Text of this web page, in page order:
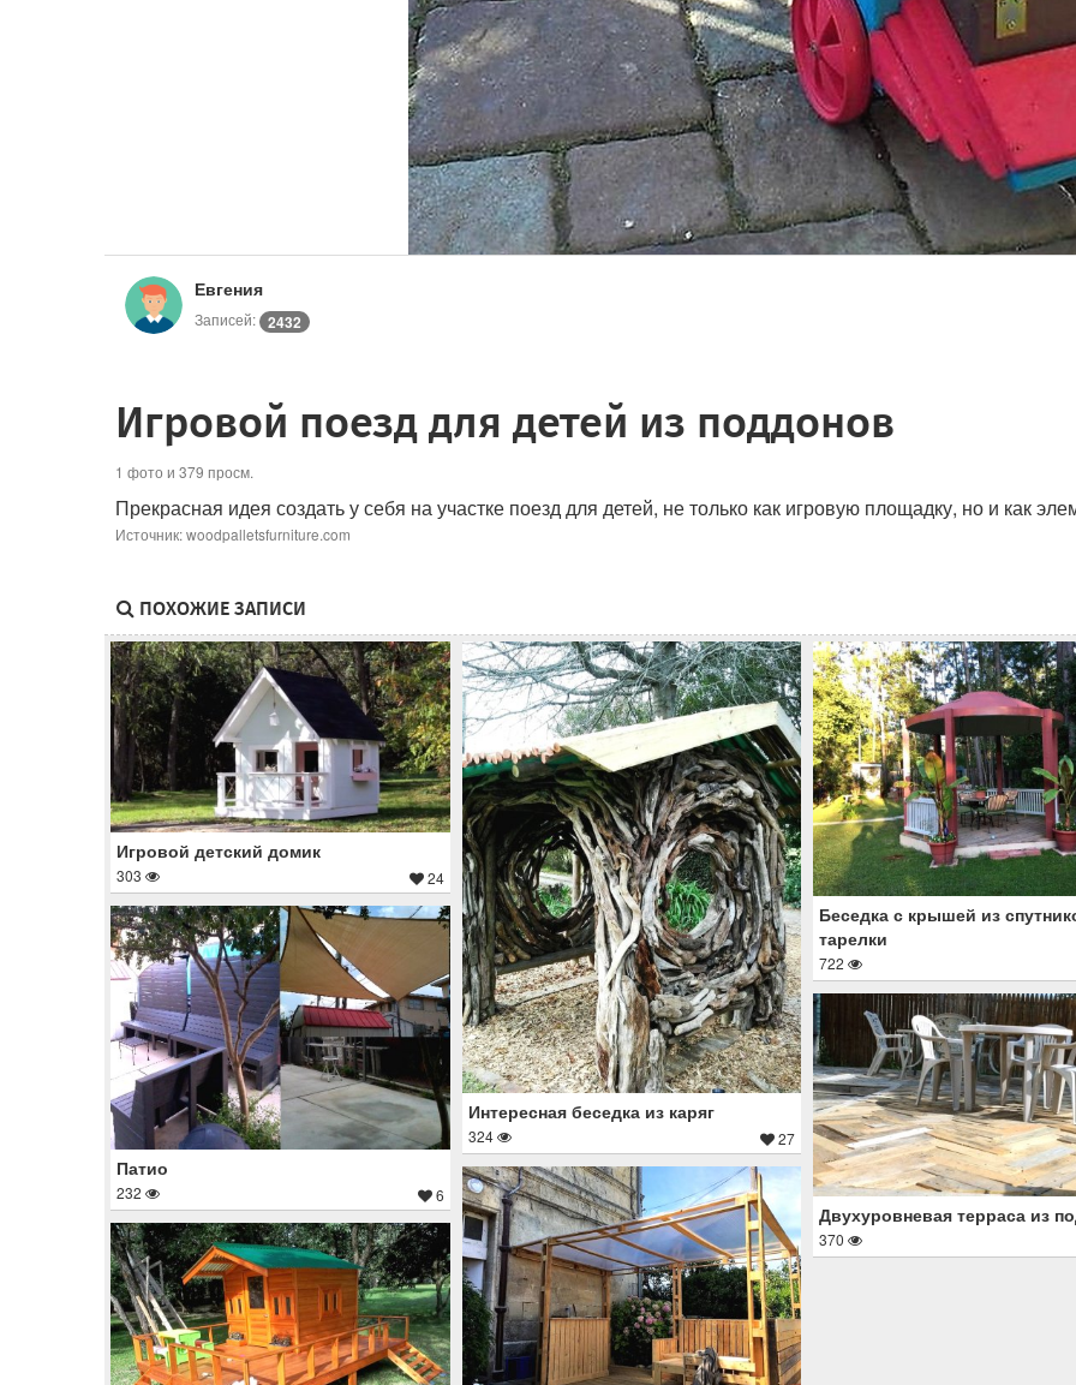
Евгения
Записей: 2432
Игровой поезд для детей из поддонов
1 фото и 379 просм.
Прекрасная идея создать у себя на участке поезд для детей, не только как игровую площадку, но и как
Источник: woodpalletsfurniture.com
ПОХОЖИЕ ЗАПИСИ
Игровой детский домик
303 24
Интересная беседка из каряг
324 27
Беседка с крышей из
тарелки
722
Патио
232 6
Двухуровневая терраса из
370